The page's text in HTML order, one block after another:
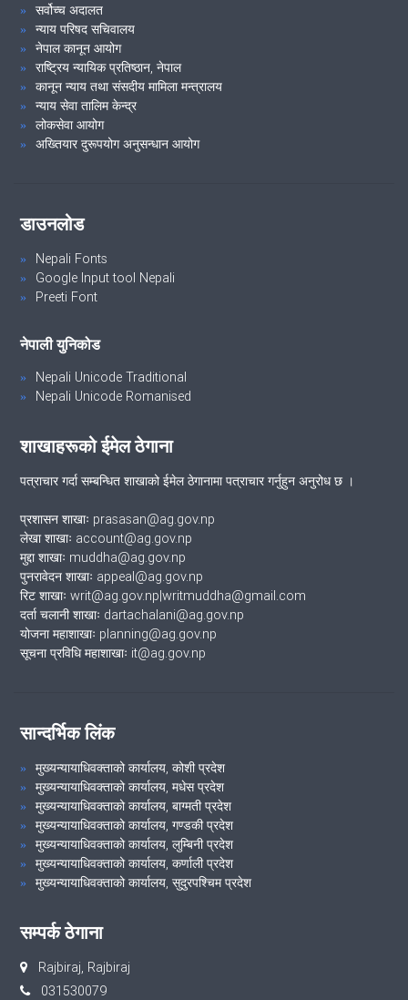
सर्वोच्च अदालत
न्याय परिषद सचिवालय
नेपाल कानून आयोग
राष्ट्रिय न्यायिक प्रतिष्ठान, नेपाल
कानून न्याय तथा संसदीय मामिला मन्त्रालय
न्याय सेवा तालिम केन्द्र
लोकसेवा आयोग
अख्तियार दुरूपयोग अनुसन्धान आयोग
डाउनलोड
Nepali Fonts
Google Input tool Nepali
Preeti Font
नेपाली युनिकोड
Nepali Unicode Traditional
Nepali Unicode Romanised
शाखाहरूको ईमेल ठेगाना
पत्राचार गर्दा सम्बन्धित शाखाको ईमेल ठेगानामा पत्राचार गर्नुहुन अनुरोध छ ।
प्रशासन शाखाः prasasan@ag.gov.np
लेखा शाखाः account@ag.gov.np
मुद्दा शाखाः muddha@ag.gov.np
पुनरावेदन शाखाः appeal@ag.gov.np
रिट शाखाः writ@ag.gov.np|writmuddha@gmail.com
दर्ता चलानी शाखाः dartachalani@ag.gov.np
योजना महाशाखाः planning@ag.gov.np
सूचना प्रविधि महाशाखाः it@ag.gov.np
सान्दर्भिक लिंक
मुख्यन्यायाधिवक्ताको कार्यालय, कोशी प्रदेश
मुख्यन्यायाधिवक्ताको कार्यालय, मधेस प्रदेश
मुख्यन्यायाधिवक्ताको कार्यालय, बाग्मती प्रदेश
मुख्यन्यायाधिवक्ताको कार्यालय, गण्डकी प्रदेश
मुख्यन्यायाधिवक्ताको कार्यालय, लुम्बिनी प्रदेश
मुख्यन्यायाधिवक्ताको कार्यालय, कर्णाली प्रदेश
मुख्यन्यायाधिवक्ताको कार्यालय, सुदुरपश्चिम प्रदेश
सम्पर्क ठेगाना
Rajbiraj, Rajbiraj
031530079